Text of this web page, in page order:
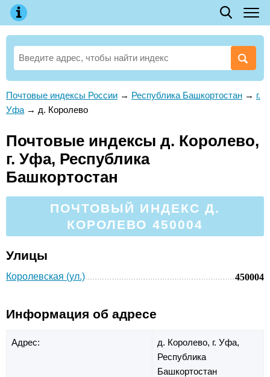
Почтовые индексы России → Республика Башкортостан → г.
Уфа → д. Королево
Почтовые индексы д. Королево,
г. Уфа, Республика
Башкортостан
ПОЧТОВЫЙ ИНДЕКС Д.
КОРОЛЕВО 450004
Улицы
Королевская (ул.) 450004
Информация об адресе
Адрес: д. Королево, г. Уфа,
Республика
Башкортостан